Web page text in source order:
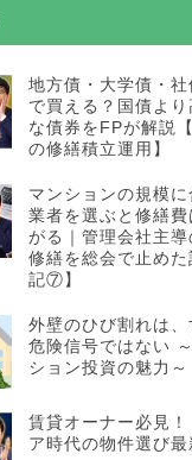
地方債・大学債・社
で買える？国債より
な債券をFPが解説
の修繕積立運用】
マンションの規模
業者を選ぶと修繕費
がる｜管理会社主導
修繕を総会で止めた
記⑦】
外壁のひび割れは、
危険信号ではない
ション投資の魅力～
賃貸オーナー必見！
ア時代の物件選び最